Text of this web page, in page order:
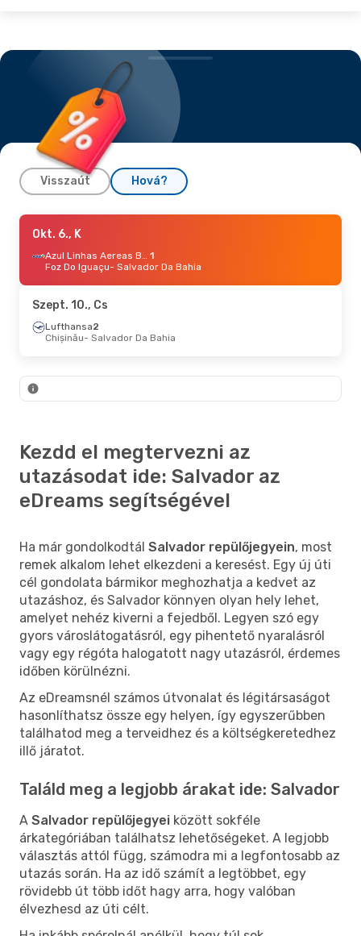
Visszaút Hová?
Szept. 3., Cs
LATAM Airlines1
Rio De Janeiro
- Salvador Da Bahia
Salvador Da Bahia - Rio De Janeiro
Okt. 6., K
Azul Linhas Aereas Brasileiras 1
Foz Do Iguaçu- Salvador Da Bahia
Szept. 10., Cs
Lufthansa2
Chișinău- Salvador Da Bahia
Kezdd el megtervezni az
utazásodat ide: Salvador az
eDreams segítségével
Ha már gondolkodtál Salvador repülőjegyein, most
remek alkalom lehet elkezdeni a keresést. Egy új úti
cél gondolata bármikor meghozhatja a kedvet az
utazáshoz, és Salvador könnyen olyan hely lehet,
amelyet nehéz kiverni a fejedből. Legyen szó egy
gyors városlátogatásról, egy pihentető nyaralásról
vagy egy régóta halogatott nagy utazásról, érdemes
időben körülnézni.
Az eDreamsnél számos útvonalat és légitársaságot
hasonlíthatsz össze egy helyen, így egyszerűbben
találhatod meg a terveidhez és a költségkeretedhez
illő járatot.
Találd meg a legjobb árakat ide: Salvador
A Salvador repülőjegyei között sokféle
árkategóriában találhatsz lehetőségeket. A legjobb
választás attól függ, számodra mi a legfontosabb az
utazás során. Ha az idő számít a legtöbbet, egy
rövidebb út több időt hagy arra, hogy valóban
élvezhesd az úti célt.